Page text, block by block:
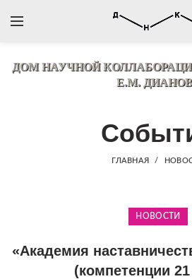
ДОМ НАУЧНОЙ
Е.М.
ГЛАВНАЯ
НОВОСТИ
«Академия
(компетенции